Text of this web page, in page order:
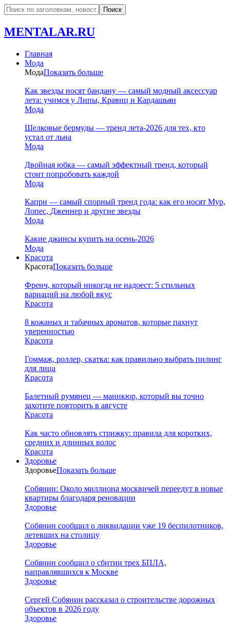
MENTALAR.RU
Главная
Мода
МодаПоказать больше
Как звезды носят бандану — самый модный аксессуар
лета: учимся у Липы, Кравиц и Кардашьян
Мода
Шелковые бермуды — тренд лета-2026 для тех, кто
устал от льна
Мода
Двойная юбка — самый эффектный тренд, который
стоит попробовать каждой
Мода
Капри — самый спорный тренд года: как его носят Мур,
Лопес, Дженнер и другие звезды
Мода
Какие джинсы купить на осень-2026
Мода
Красота
КрасотаПоказать больше
Френч, который никогда не надоест: 5 стильных
вариаций на любой вкус
Красота
8 кожаных и табачных ароматов, которые пахнут
уверенностью
Красота
Гоммаж, роллер, скатка: как правильно выбрать пилинг
для лица
Красота
Балетный румянец — маникюр, который вы точно
захотите повторить в августе
Красота
Как часто обновлять стрижку: правила для коротких,
средних и длинных волос
Красота
Здоровье
ЗдоровьеПоказать больше
Собянин: Около миллиона москвичей переедут в новые
квартиры благодаря реновации
Здоровье
Собянин сообщил о ликвидации уже 19 беспилотников,
летевших на столицу
Здоровье
Собянин сообщил о сбитии трех БПЛА,
направлявшихся к Москве
Здоровье
Сергей Собянин рассказал о строительстве дорожных
объектов в 2026 году
Здоровье